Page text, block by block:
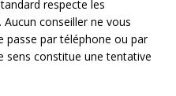
respecte les
conseiller ne vous
par téléphone ou par
sens constitue une tentative